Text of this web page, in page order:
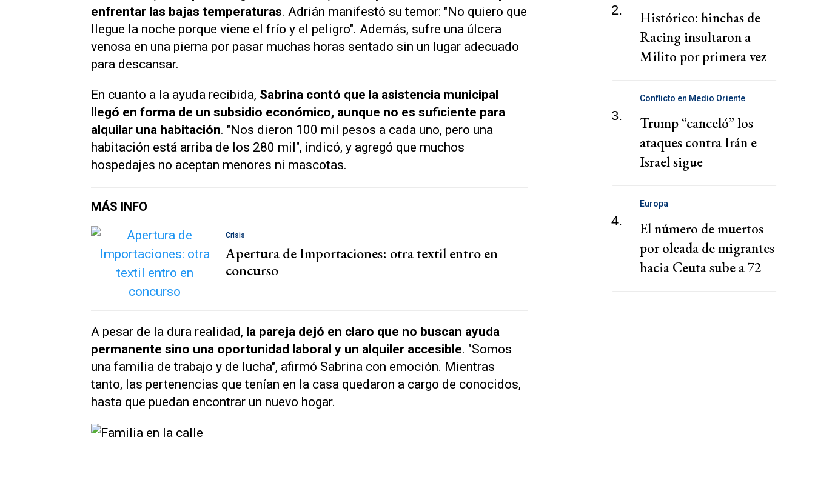
enfrentar las bajas temperaturas. Adrián manifestó su temor: "No quiero que
llegue la noche porque viene el frío y el peligro". Además, sufre una úlcera
venosa en una pierna por pasar muchas horas sentado sin un lugar adecuado
para descansar.
En cuanto a la ayuda recibida, Sabrina contó que la asistencia municipal
llegó en forma de un subsidio económico, aunque no es suficiente para
alquilar una habitación. "Nos dieron 100 mil pesos a cada uno, pero una
habitación está arriba de los 280 mil", indicó, y agregó que muchos
hospedajes no aceptan menores ni mascotas.
MÁS INFO
Crisis
Apertura de Importaciones: otra textil entro en
concurso
A pesar de la dura realidad, la pareja dejó en claro que no buscan ayuda
permanente sino una oportunidad laboral y un alquiler accesible. "Somos
una familia de trabajo y de lucha", afirmó Sabrina con emoción. Mientras
tanto, las pertenencias que tenían en la casa quedaron a cargo de conocidos,
hasta que puedan encontrar un nuevo hogar.
2.
Histórico: hinchas de
Racing insultaron a
Milito por primera vez
3.
Conflicto en Medio Oriente
Trump “canceló” los
ataques contra Irán e
Israel sigue
4.
Europa
El número de muertos
por oleada de migrantes
hacia Ceuta sube a 72